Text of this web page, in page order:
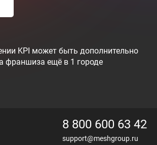
KPI может быть дополнительно
франшиза ещё в 1 городе
8 800 600 63 42
support@meshgroup.ru